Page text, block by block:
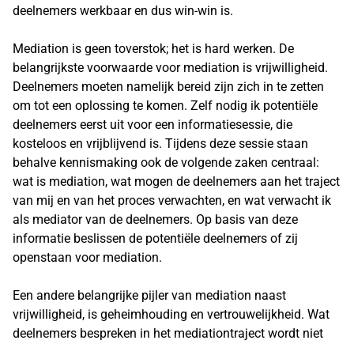
deelnemers werkbaar en dus win-win is.
Mediation is geen toverstok; het is hard werken. De
belangrijkste voorwaarde voor mediation is vrijwilligheid.
Deelnemers moeten namelijk bereid zijn zich in te zetten
om tot een oplossing te komen. Zelf nodig ik potentiële
deelnemers eerst uit voor een informatiesessie, die
kosteloos en vrijblijvend is. Tijdens deze sessie staan
behalve kennismaking ook de volgende zaken centraal:
wat is mediation, wat mogen de deelnemers aan het traject
van mij en van het proces verwachten, en wat verwacht ik
als mediator van de deelnemers. Op basis van deze
informatie beslissen de potentiële deelnemers of zij
openstaan voor mediation.
Een andere belangrijke pijler van mediation naast
vrijwilligheid, is geheimhouding en vertrouwelijkheid. Wat
deelnemers bespreken in het mediationtraject wordt niet